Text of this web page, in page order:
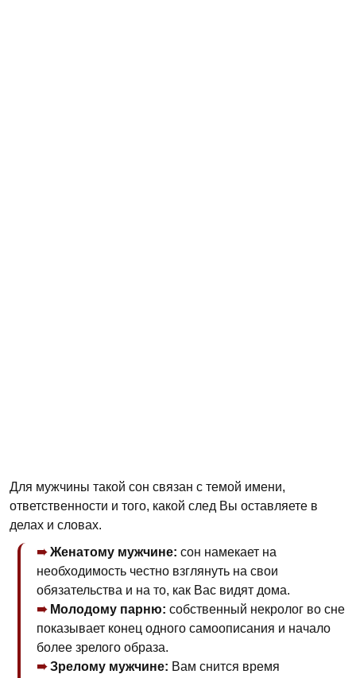
Для мужчины такой сон связан с темой имени,
ответственности и того, какой след Вы оставляете в
делах и словах.
Женатому мужчине: сон намекает на
необходимость честно взглянуть на свои
обязательства и на то, как Вас видят дома.
Молодому парню: собственный некролог во сне
показывает конец одного самоописания и начало
более зрелого образа.
Зрелому мужчине: Вам снится время